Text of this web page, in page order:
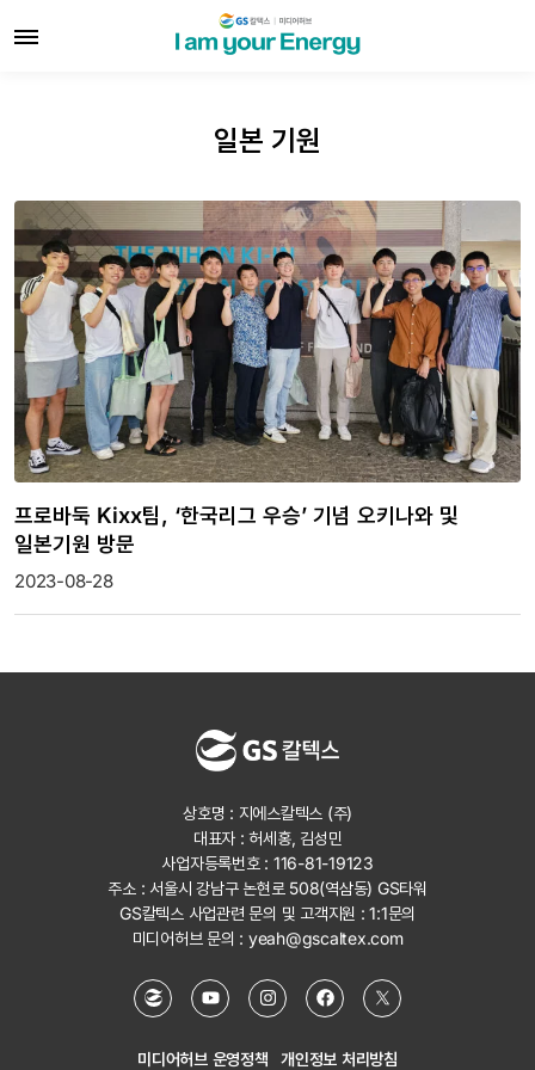
일본 기원
프로바둑 Kixx팀, ‘한국리그 우승’ 기념 오키나와 및
일본기원 방문
2023-08-28
상호명 : 지에스칼텍스 (주)
대표자 : 허세홍, 김성민
사업자등록번호 : 116-81-19123
주소 : 서울시 강남구 논현로 508(역삼동) GS타워
GS칼텍스 사업관련 문의 및 고객지원 :1:1문의
미디어허브 문의 : yeah@gscaltex.com
미디어허브 운영정책 개인정보 처리방침